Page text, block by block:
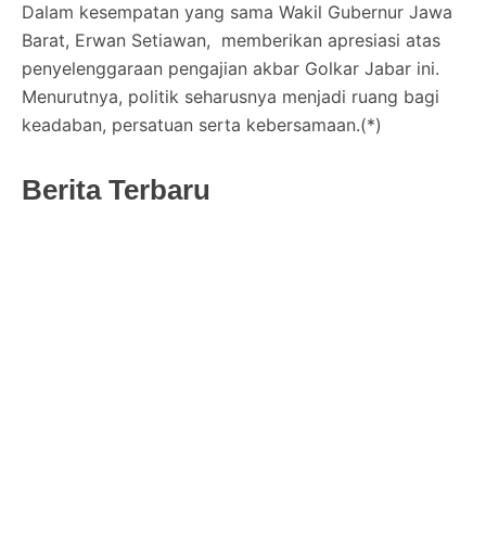
Dalam kesempatan yang sama Wakil Gubernur Jawa
Barat, Erwan Setiawan, memberikan apresiasi atas
penyelenggaraan pengajian akbar Golkar Jabar ini.
Menurutnya, politik seharusnya menjadi ruang bagi
keadaban, persatuan serta kebersamaan.(*)
Berita Terbaru